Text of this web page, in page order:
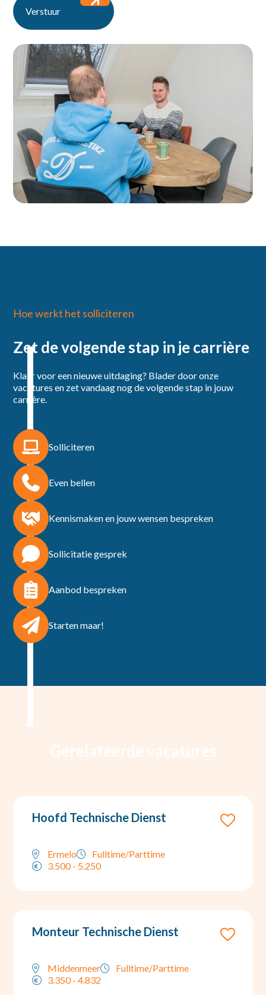
Home
Vacatures
Voor werkgevers
Over ons
Contact
Verstuur
Hoe werkt het solliciteren
Zet de volgende stap in je carrière
Klaar voor een nieuwe uitdaging? Blader door onze
vacatures en zet vandaag nog de volgende stap in jouw
carrière.
Solliciteren
Even bellen
Kennismaken en jouw wensen bespreken
Sollicitatie gesprek
Aanbod bespreken
Starten maar!
Hoofd Technische Dienst
Ermelo
Fulltime/Parttime
3.500 - 5.250
Monteur Technische Dienst
Middenmeer
Fulltime/Parttime
3.350 - 4.832